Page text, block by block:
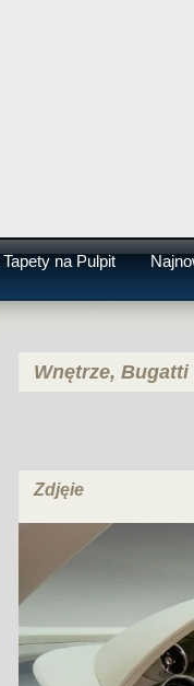
na Pulpit
Wnętrze, Bugatti
Zdjęie